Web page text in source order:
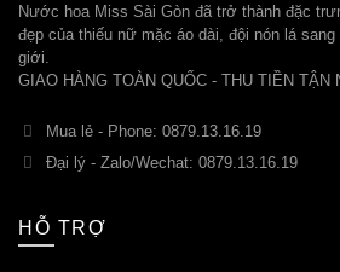
Nước hoa Miss Sài Gòn đã trở thành đặc
đẹp của thiếu nữ mặc áo dài, đội nón lá
giới.
GIAO HÀNG TOÀN QUỐC - THU TIỀN TẬN
Mua lẻ - Phone: 0879.13.16.19
Đại lý - Zalo/Wechat: 0879.13.16.19
HỖ TRỢ